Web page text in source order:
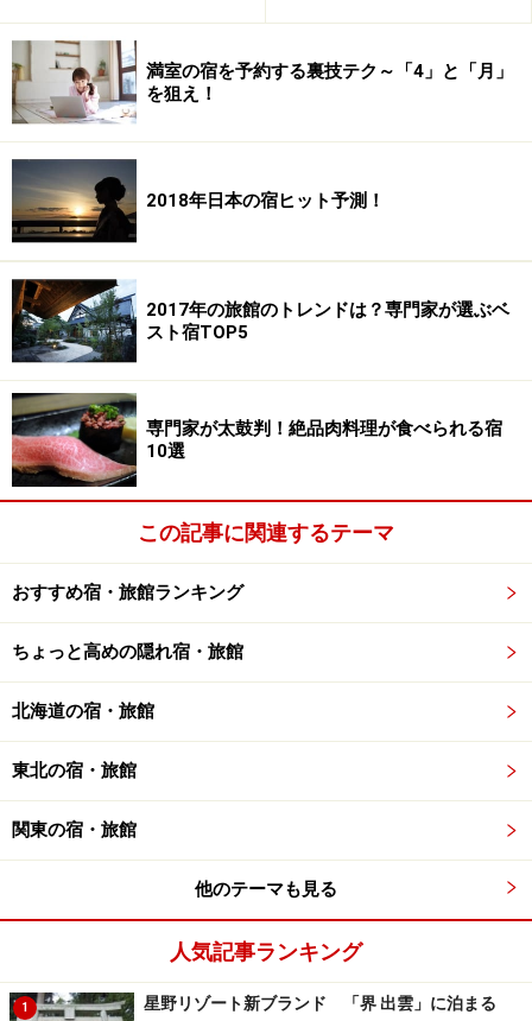
う考えた黄木さんは、周囲の反対の声をさえぎり、ひと
つの理想の宿を創造した。
宿泊は、2名での利用者限定。ひとり旅も3名客も受けな
い。「なじみだから特別に」と、すみれ荘時代に懇意に
していた方々から言われても断った。おふたり様だけに
「選択と集中」。言うがやすく行うが難い、この勇気
時計のない部屋でグラスワインを
こぢんまりした和室
客室は1階に2室、2階に8室の計10室。こぢんまりした和
室もあれば、リビングとベッドルームに分かれた北欧風
の部屋もある。来る度に違った趣を試してみるのも面白
い。
ながら入る源泉かけ流し大浴場
らも近いので、そちらに何度も通えば十分だからであ
リビングの付いた洋室
そうそう。ここに来たらあまり必要のない、時計とテレ
満室の宿を予約する裏技テク～「4」と「月」
を狙え！
2018年日本の宿ヒット予測！
2017年の旅館のトレンドは？専門家が選ぶベ
スト宿TOP5
専門家が太鼓判！絶品肉料理が食べられる宿
10選
この記事に関連するテーマ
おすすめ宿・旅館ランキング
ちょっと高めの隠れ宿・旅館
北海道の宿・旅館
東北の宿・旅館
関東の宿・旅館
他のテーマも見る
人気記事ランキング
1 星野リゾート新ブランド 「界 出雲」に泊まる